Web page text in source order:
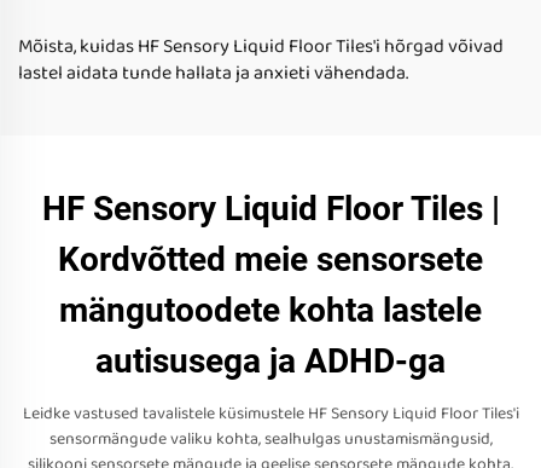
Mõista, kuidas HF Sensory Liquid Floor Tiles'i hõrgad võivad
lastel aidata tunde hallata ja anxieti vähendada.
HF Sensory Liquid Floor Tiles |
Kordvõtted meie sensorsete
mängutoodete kohta lastele
autisusega ja ADHD-ga
Leidke vastused tavalistele küsimustele HF Sensory Liquid Floor Tiles'i
sensormängude valiku kohta, sealhulgas unustamismängusid,